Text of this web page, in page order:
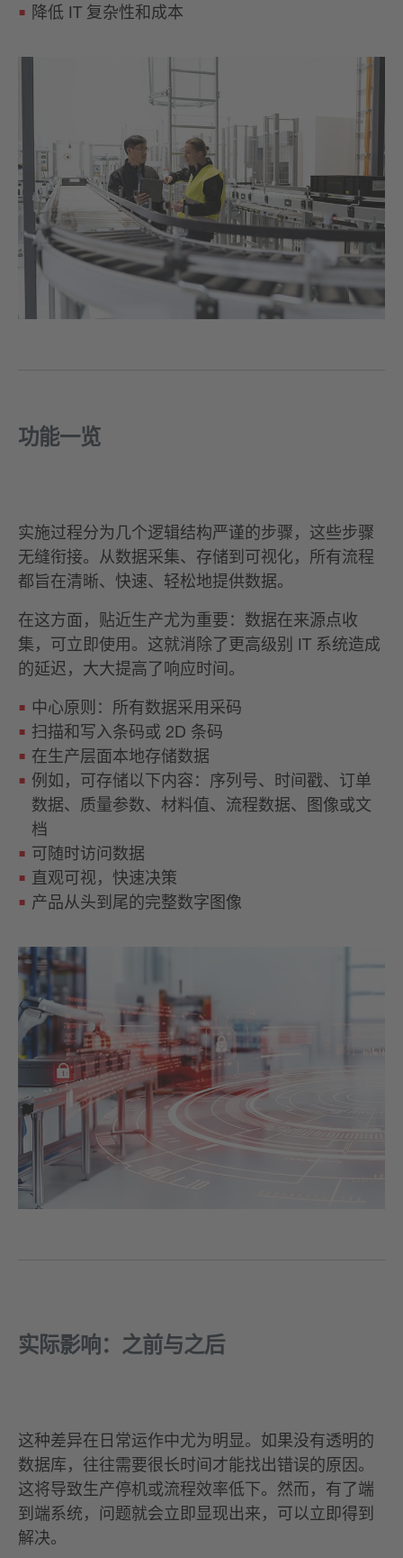
降低 IT 复杂性和成本
功能一览
实施过程分为几个逻辑结构严谨的步骤，这些步骤
无缝衔接。从数据采集、存储到可视化，所有流程
都旨在清晰、快速、轻松地提供数据。
在这方面，贴近生产尤为重要：数据在来源点收
集，可立即使用。这就消除了更高级别 IT 系统造成
的延迟，大大提高了响应时间。
中心原则：所有数据采用采码
扫描和写入条码或 2D 条码
在生产层面本地存储数据
例如，可存储以下内容：序列号、时间戳、订单
数据、质量参数、材料值、流程数据、图像或文
档
可随时访问数据
直观可视，快速决策
产品从头到尾的完整数字图像
实际影响：之前与之后
这种差异在日常运作中尤为明显。如果没有透明的
数据库，往往需要很长时间才能找出错误的原因。
这将导致生产停机或流程效率低下。然而，有了端
到端系统，问题就会立即显现出来，可以立即得到
解决。